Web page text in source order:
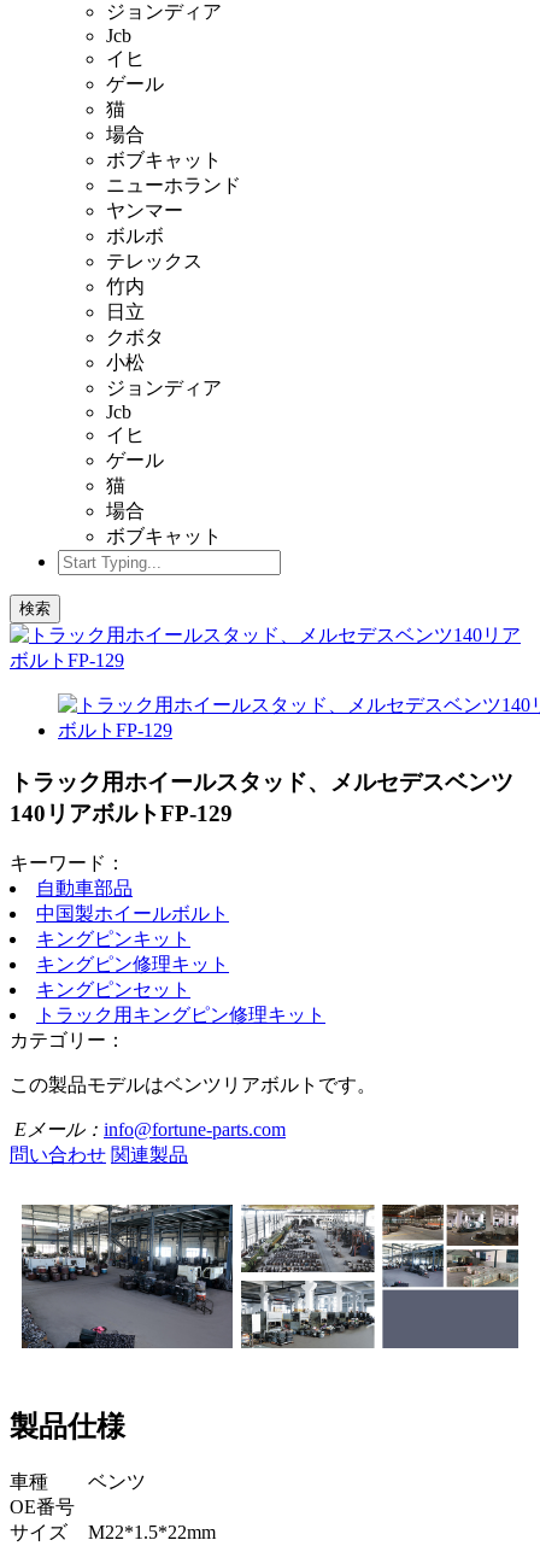
ジョンディア
Jcb
イヒ
ゲール
猫
場合
ボブキャット
ニューホランド
ヤンマー
ボルボ
テレックス
竹内
日立
クボタ
小松
ジョンディア
Jcb
イヒ
ゲール
猫
場合
ボブキャット
検索
トラック用ホイールスタッド、メルセデスベンツ
140リアボルトFP-129
キーワード：
自動車部品
中国製ホイールボルト
キングピンキット
キングピン修理キット
キングピンセット
トラック用キングピン修理キット
カテゴリー：
この製品モデルはベンツリアボルトです。
Eメール： info@fortune-parts.com
問い合わせ 関連製品
製品仕様
車種
ベンツ
OE番号
サイズ
M22*1.5*22mm